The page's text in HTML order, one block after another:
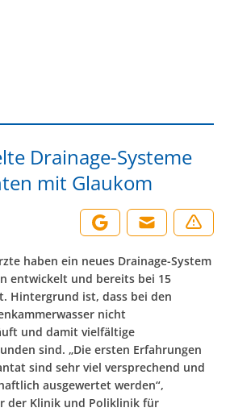
Drainage-Systeme
mit Glaukom
haben ein neues Drainage-System
entwickelt und bereits bei 15
Hintergrund ist, dass bei den
nicht
und damit vielfältige
sind. „Die ersten Erfahrungen
sind sehr viel versprechend und
ausgewertet werden“,
der Klinik und Poliklinik für